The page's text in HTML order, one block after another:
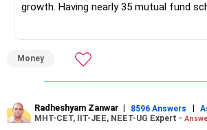
growth. Having nearly 35 mutual fund
» First Priority
– Reduce the MF portfolio substantially.
– Avoid keeping funds only because
recently.
Money
Radheshyam Zanwar | 8596 Answers |
MHT-CET, IIT-JEE, NEET-UG Expert -